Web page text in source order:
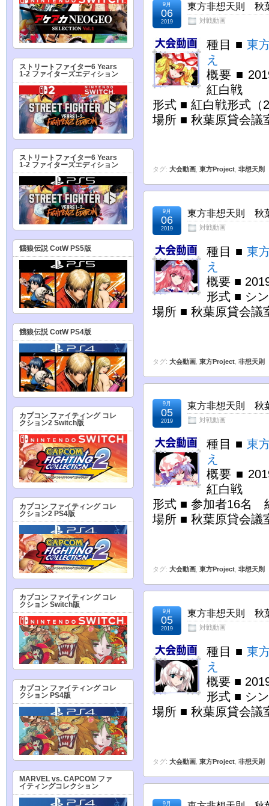
東方非想天則 秋
対戦動画
9月
06
2019
種目 ■ 東
え
概要 ■
紅白戦
形式 ■ 紅白戦形式（
場所 ■ 秋葉原貸会議
タグ: 大会動画, 東方Project, 非想天則
東方非想天則 秋
対戦動画
9月
06
2019
種目 ■ 東
え
概要 ■
形式 ■ シ
場所 ■ 秋葉原貸会議
タグ: 大会動画 東方Project 非想天則
東方非想天則 秋
対戦動画
9月
05
2019
種目 ■ 東
え
概要 ■
紅白戦
形式 ■ 参加者16名
場所 ■ 秋葉原貸会議
タグ: 大会動画 東方Project 非想天則
東方非想天則 秋
対戦動画
9月
05
2019
種目 ■ 東
え
概要 ■
形式 ■ シ
場所 ■ 秋葉原貸会議
タグ: 大会動画 東方Project 非想天則
9月
ストリートファイター6 Years
1-2 ファイターズエディション
ストリートファイター6 Years
1-2 ファイターズエディション
餓狼伝説 CotW PS5版
餓狼伝説 CotW PS4版
カプコン ファイティング コレ
クション2 Switch版
カプコン ファイティング コレ
クション2 PS4版
カプコン ファイティング コレ
クション Switch版
カプコン ファイティング コレ
クション PS4版
MARVEL vs. CAPCOM ファ
イティングコレクション